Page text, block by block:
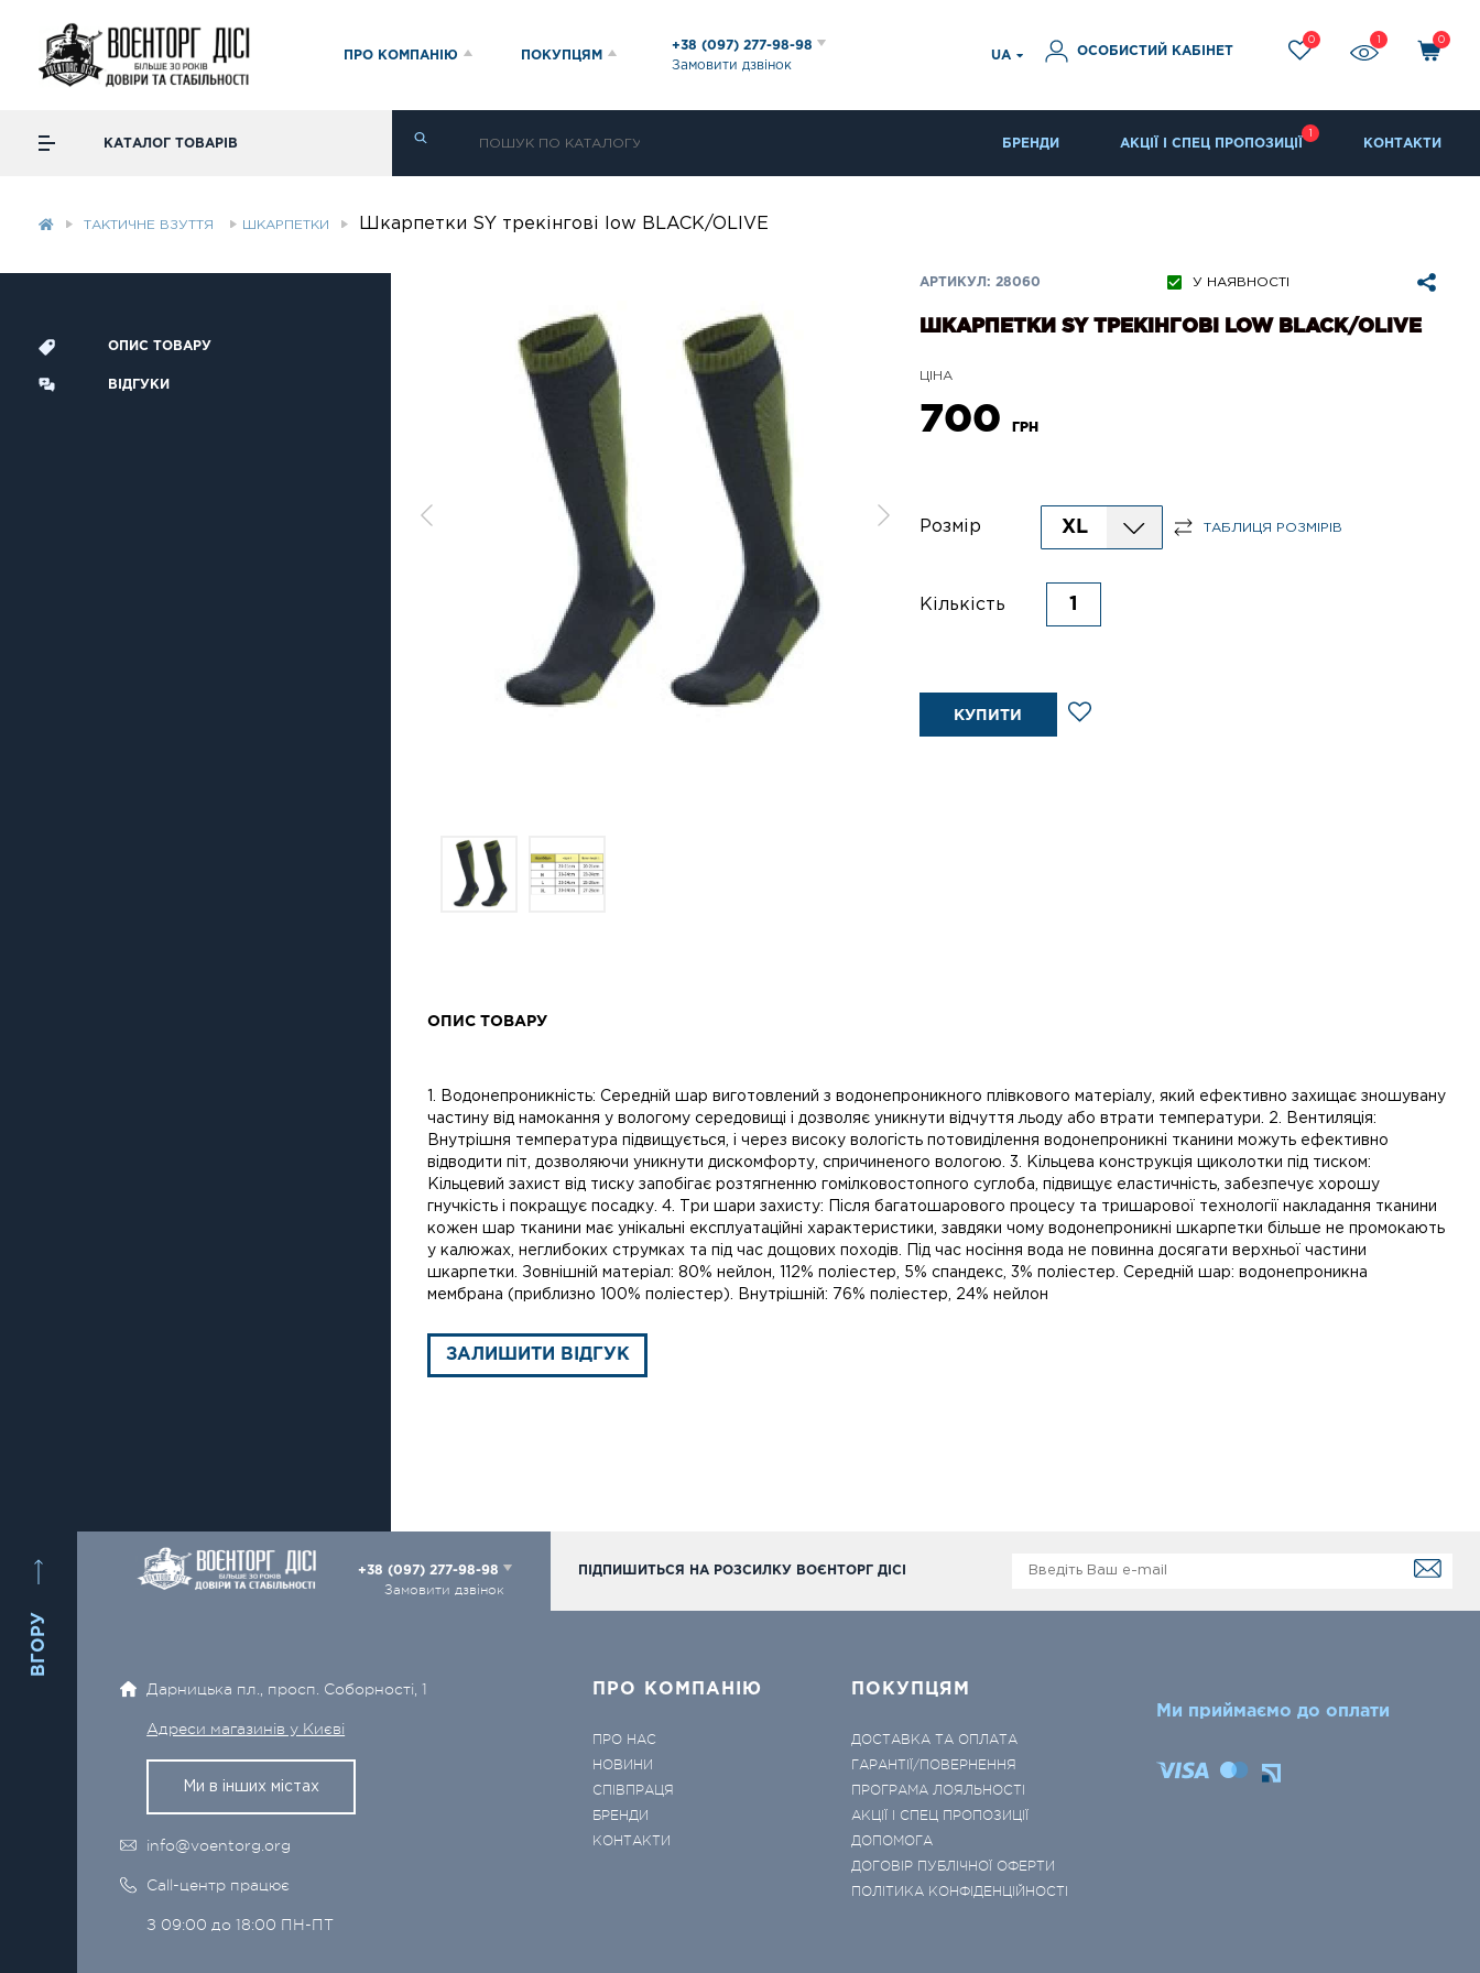
ПРО КОМПАНІЮ ПОКУПЦЯМ
+38 (097) 277-98-98
Замовити дзвінок
UA ОСОБИСТИЙ КАБІНЕТ
0 0
КАТАЛОГ ТОВАРІВ БРЕНДИ АКЦІЇ І СПЕЦ ПРОПОЗИЦІЇ КОНТАКТИ
ТАКТИЧНЕ ВЗУТТЯ ШКАРПЕТКИ Шкарпетки SY трекінгові low BLACK/OLIVE
ОПИС ТОВАРУ
ВІДГУКИ
АРТИКУЛ: 28060 У НАЯВНОСТІ
ШКАРПЕТКИ SY ТРЕКІНГОВІ LOW BLACK/OLIVE
ЦІНА
700 ГРН
Розмір XL ТАБЛИЦЯ РОЗМІРІВ
Кількість
КУПИТИ
ОПИС ТОВАРУ
1. Водонепроникність: Середній шар виготовлений з водонепроникного плівкового матеріалу, який ефективно захищає зношувану
частину від намокання у вологому середовищі і дозволяє уникнути відчуття льоду або втрати температури. 2. Вентиляція:
Внутрішня температура підвищується, і через високу вологість потовиділення водонепроникні тканини можуть ефективно
відводити піт, дозволяючи уникнути дискомфорту, спричиненого вологою. 3. Кільцева конструкція щиколотки під тиском:
Кільцевий захист від тиску запобігає розтягненню гомілковостопного суглоба, підвищує еластичність, забезпечує хорошу
гнучкість і покращує посадку. 4. Три шари захисту: Після багатошарового процесу та тришарової технології накладання тканини
кожен шар тканини має унікальні експлуатаційні характеристики, завдяки чому водонепроникні шкарпетки більше не промокають
у калюжах, неглибоких струмках та під час дощових походів. Під час носіння вода не повинна досягати верхньої частини
шкарпетки. Зовнішній матеріал: 80% нейлон, 112% поліестер, 5% спандекс, 3% поліестер. Середній шар: водонепроникна
мембрана (приблизно 100% поліестер). Внутрішній: 76% поліестер, 24% нейлон
ЗАЛИШИТИ ВІДГУК
ВГОРУ
+38 (097) 277-98-98
Замовити дзвінок
ПІДПИШИТЬСЯ НА РОЗСИЛКУ ВОЄНТОРГ ДІСІ
Дарницька пл., просп. Соборності, 1
Адреси магазинів у Києві
Ми в інших містах
info@voentorg.org
Call-центр працює
З 09:00 до 18:00 ПН-ПТ
ПРО КОМПАНІЮ
ПРО НАС
НОВИНИ
СПІВПРАЦЯ
БРЕНДИ
КОНТАКТИ
ПОКУПЦЯМ
ДОСТАВКА ТА ОПЛАТА
ГАРАНТІЇ/ПОВЕРНЕННЯ
ПРОГРАМА ЛОЯЛЬНОСТІ
АКЦІЇ І СПЕЦ ПРОПОЗИЦІЇ
ДОПОМОГА
ДОГОВІР ПУБЛІЧНОЇ ОФЕРТИ
ПОЛІТИКА КОНФІДЕНЦІЙНОСТІ
Ми приймаємо до оплати